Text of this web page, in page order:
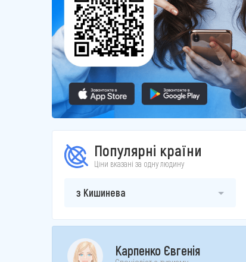
Популярні країни
Ціни вказані за одну людину
з Кишинева
Карпенко Євгенія